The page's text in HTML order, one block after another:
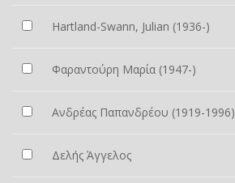
Hartland-Swann, Julian (1936-)
Φαραντούρη Μαρία (1947-)
Ανδρέας Παπανδρέου (1919-1996)
Δελής Άγγελος